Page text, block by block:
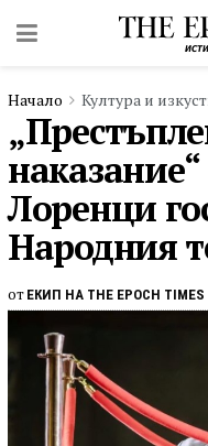
Начало Култура и
Лоренци
Народния
от ЕКИП НА THE EPOCH TIMES